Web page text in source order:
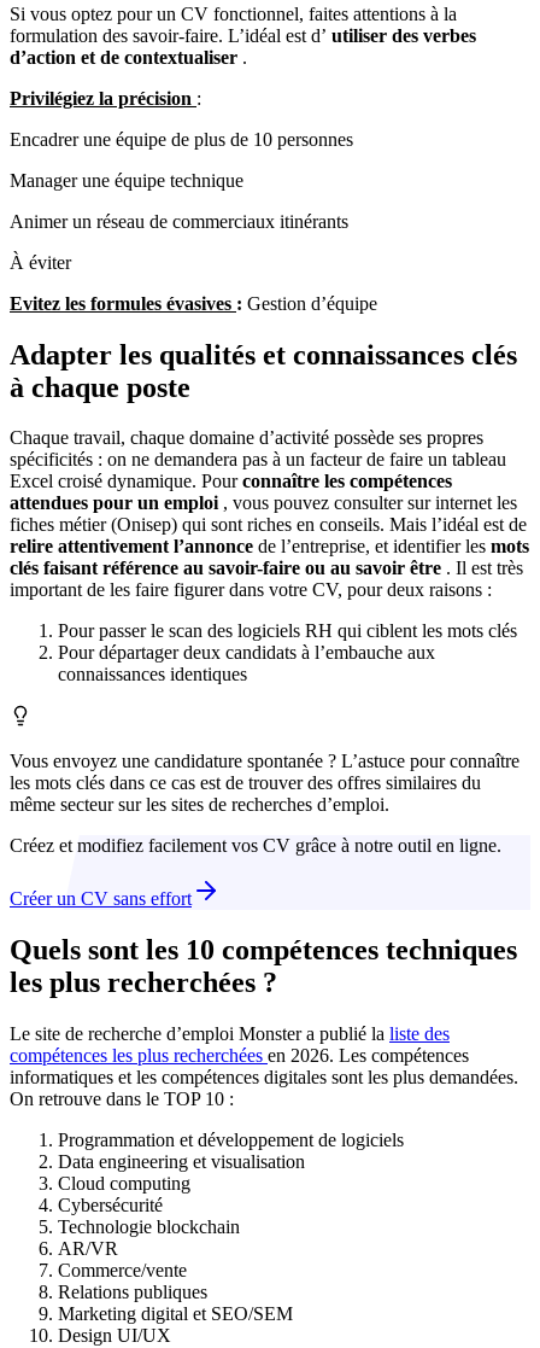
Si vous optez pour un CV fonctionnel, faites attentions à la
formulation des savoir-faire. L’idéal est d’ utiliser des verbes
d’action et de contextualiser .
Privilégiez la précision :
Encadrer une équipe de plus de 10 personnes
Manager une équipe technique
Animer un réseau de commerciaux itinérants
À éviter
Evitez les formules évasives : Gestion d’équipe
Adapter les qualités et connaissances clés
à chaque poste
Chaque travail, chaque domaine d’activité possède ses propres
spécificités : on ne demandera pas à un facteur de faire un tableau
Excel croisé dynamique. Pourconnaître les compétences
attendues pour un emploi , vous pouvez consulter sur internet les
fiches métier (Onisep) qui sont riches en conseils. Mais l’idéal est de
relire attentivement l’annonce de l’entreprise, et identifier les mots
clés faisant référence au savoir-faire ou au savoir être . Il est très
important de les faire figurer dans votre CV, pour deux raisons :
Pour passer le scan des logiciels RH qui ciblent les mots clés
Pour départager deux candidats à l’embauche aux
connaissances identiques
Vous envoyez une candidature spontanée ? L’astuce pour connaître
les mots clés dans ce cas est de trouver des offres similaires du
même secteur sur les sites de recherches d’emploi.
Créez et modifiez facilement vos CV grâce à notre outil en ligne.
Créer un CV sans effort
Quels sont les 10 compétences techniques
les plus recherchées ?
Le site de recherche d’emploi Monster a publié la liste des
compétences les plus recherchées en 2026. Les compétences
informatiques et les compétences digitales sont les plus demandées.
On retrouve dans le TOP 10 :
Programmation et développement de logiciels
Data engineering et visualisation
Cloud computing
Cybersécurité
Technologie blockchain
AR/VR
Commerce/vente
Relations publiques
Marketing digital et SEO/SEM
Design UI/UX